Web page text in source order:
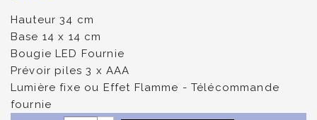
Hauteur 34 cm
Base 14 x 14 cm
Bougie LED Fournie
Prévoir piles 3 x AAA
Lumière fixe ou Effet Flamme - Télécommande
fournie